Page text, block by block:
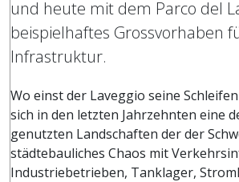
und heute mit dem Parco del
beispielhaftes Grossvorhaben
Infrastruktur.
Wo einst der Laveggio seine
sich in den letzten Jahrzehnten eine
genutzten Landschaften der der
städtebauliches Chaos mit
Industriebetrieben, Tanklager,